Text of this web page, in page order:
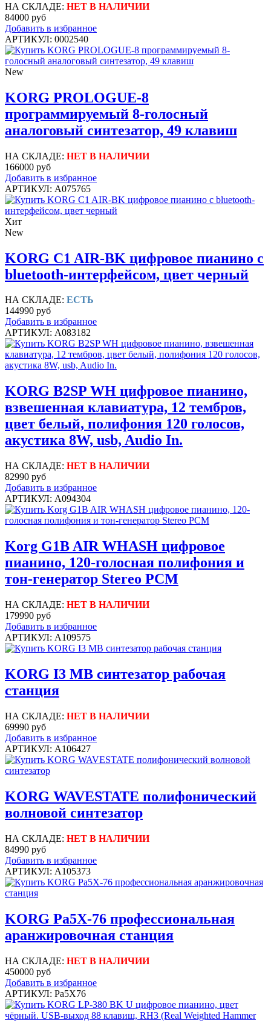
НА СКЛАДЕ: НЕТ В НАЛИЧИИ
84000 руб
Добавить в избранное
АРТИКУЛ: 0002540
New
KORG PROLOGUE-8
программируемый 8-голосный
аналоговый синтезатор, 49 клавиш
НА СКЛАДЕ: НЕТ В НАЛИЧИИ
166000 руб
Добавить в избранное
АРТИКУЛ: A075765
Хит
New
KORG C1 AIR-BK цифровое пианино c
bluetooth-интерфейсом, цвет черный
НА СКЛАДЕ: ЕСТЬ
144990 руб
Добавить в избранное
АРТИКУЛ: A083182
KORG B2SP WH цифровое пианино,
взвешенная клавиатура, 12 тембров,
цвет белый, полифония 120 голосов,
акустика 8W, usb, Audio In.
НА СКЛАДЕ: НЕТ В НАЛИЧИИ
82990 руб
Добавить в избранное
АРТИКУЛ: A094304
Korg G1B AIR WHASH цифровое
пианино, 120-голосная полифония и
тон-генератор Stereo PCM
НА СКЛАДЕ: НЕТ В НАЛИЧИИ
179990 руб
Добавить в избранное
АРТИКУЛ: A109575
KORG I3 MB синтезатор рабочая
станция
НА СКЛАДЕ: НЕТ В НАЛИЧИИ
69990 руб
Добавить в избранное
АРТИКУЛ: A106427
KORG WAVESTATE полифонический
волновой синтезатор
НА СКЛАДЕ: НЕТ В НАЛИЧИИ
84990 руб
Добавить в избранное
АРТИКУЛ: A105373
KORG Pa5X-76 профессиональная
аранжировочная станция
НА СКЛАДЕ: НЕТ В НАЛИЧИИ
450000 руб
Добавить в избранное
АРТИКУЛ: Pa5X76